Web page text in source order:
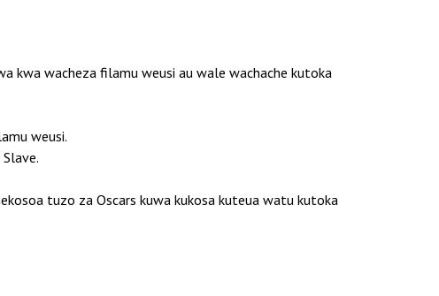
kwa wacheza filamu weusi au wale wachache kutoka
weusi.
tuzo za Oscars kuwa kukosa kuteua watu kutoka